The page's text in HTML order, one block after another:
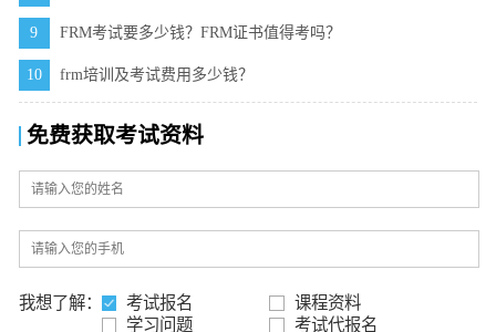
9 FRM考试要多少钱？FRM证书值得考吗？
10 frm培训及考试费用多少钱？
免费获取考试资料
我想了解： 考试报名
课程资料
学习问题
考试代报名